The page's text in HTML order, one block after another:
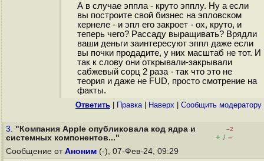
А в случае эппла - круто эпплу. Ну а если
вы построите свой бизнес на эпловском
кернеле - и эпл его закроет - ох, круто, и
теперь чего? Рассаду выращивать? Врядли
ваши деньги заинтересуют эппл даже если
вы почки продадите, у них масштаб не тот. И
так к слову они открывали-закрывали
сабжевый сорц 2 раза - так что это не
теория и даже не FUD, просто смотрение на
факты.
Ответить Правка| Наверх Cообщить модератору
3. "Компания Apple опубликовала код ядра и
системных компонентов..."
–2
+ / –
Сообщение от Аноним (-), 07-Фев-24, 09:29